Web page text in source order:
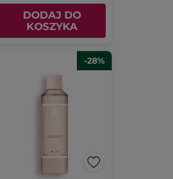
DODAJ DO
KOSZYKA
-28%